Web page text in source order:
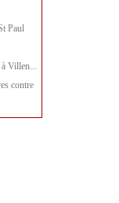
Paul
Villen...
contre